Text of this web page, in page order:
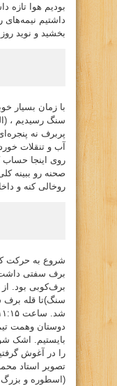
بودیم هوا
داشتیم
بخشید و نوید
سنگ رسیدیم ،
پربرف نه
آب و تنقلات
روی اینجا حساب
صحنه رو ببینه
روخالی کنه و
شروع به حرکت
برف سفتی داشت
برف‌کوبی بود.
سنگ)تا قله برف
دوستان وهمت
بایستیم. اشک
را در آغوش
تصویر استاد
(اسطوره و